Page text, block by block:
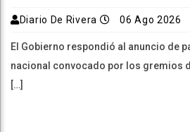
Diario De Rivera 06 Ago 2026
El Gobierno respondió al anuncio de
nacional convocado por los gremios
[…]